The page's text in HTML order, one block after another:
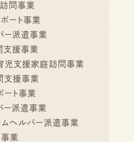
訪問事業
ート事業
ー派遣事業
支援事業
児支援家庭訪問事業
支援事業
ート事業
ー派遣事業
ムヘルパー派遣事業
事業